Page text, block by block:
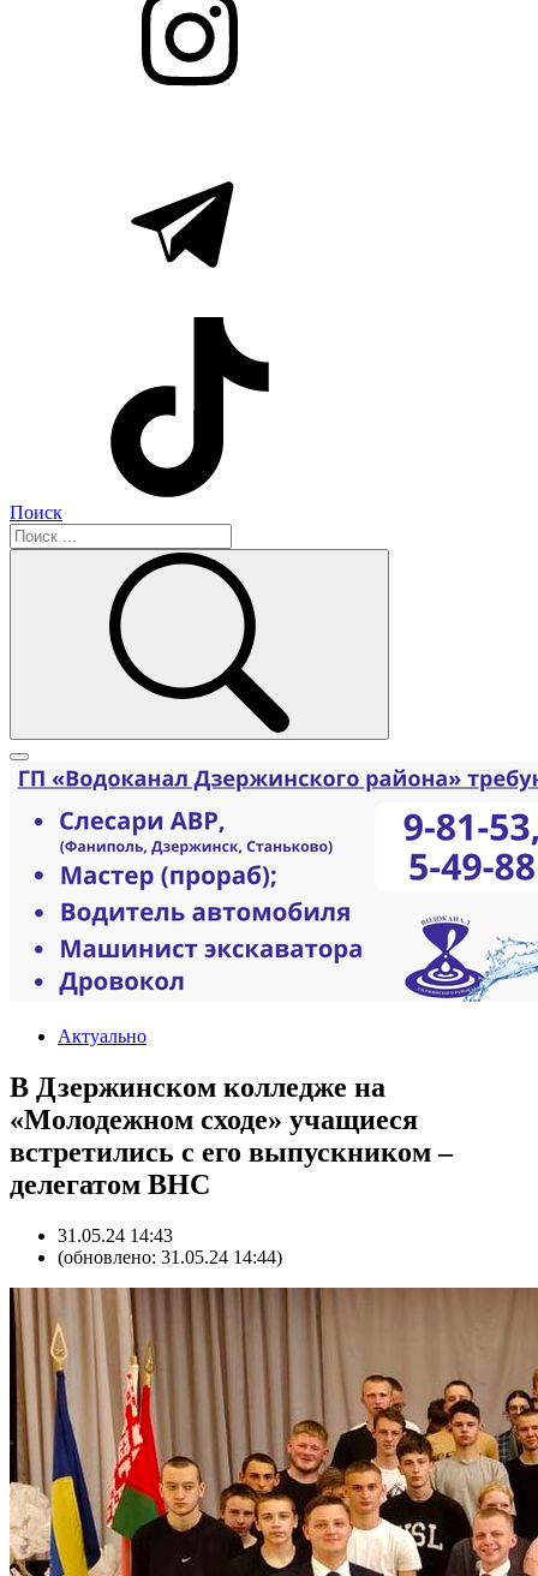
Поиск
Актуально
В Дзержинском колледже на
«Молодежном сходе» учащиеся
встретились с его выпускником –
делегатом ВНС
31.05.24 14:43
(обновлено: 31.05.24 14:44)